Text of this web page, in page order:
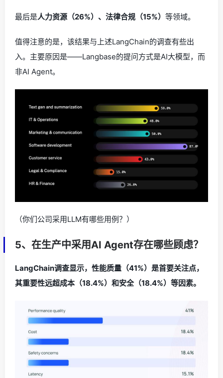
最后是人力资源（26%）、法律合规（15%） 等领域。
值得注意的是，该结果与上述LangChain的调查有些出
入。主要原因是——Langbase的提问方式是AI大模型，而
非AI Agent。
（你们公司采用LLM有哪些用例？）
5、在生产中采用AI Agent存在哪些顾虑？
LangChain调查显示，性能质量（41%）是首要关注点，
其重要性远超成本（18.4%）和安全（18.4%）等因素。